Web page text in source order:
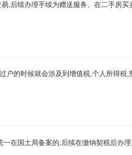
,后续办理手续为赠送服务。在二手房买
户的时候就会涉及到增值税,个人所得税
在国土局备案的,后续在缴纳契税后办理